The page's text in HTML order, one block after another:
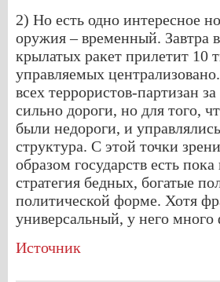
2) Но есть одно интересное
оружия – временный. Завтра
крылатых ракет прилетит 10
управляемых
всех террористов-партизан
сильно дороги, но для того,
были недороги, и
структура. С этой точки
образом государств есть
стратегия бедных, богатые
политической форме. Хотя
универсальный, у него много
Источник